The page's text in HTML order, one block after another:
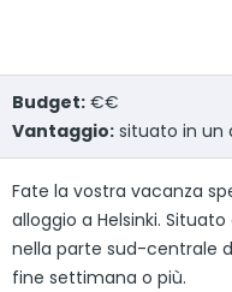
Budget: €€
Vantaggio: situato in un
Fate la vostra vacanza
alloggio a Helsinki. Situato
nella parte sud-centrale
fine settimana o più.